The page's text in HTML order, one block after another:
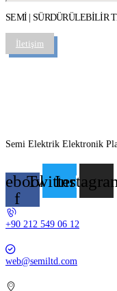
SEMİ | SÜRDÜRÜLEBİLİR
İletişim
Semi Elektrik Elektronik
f
Twitter
+90 212 549 06 12
web@semiltd.com